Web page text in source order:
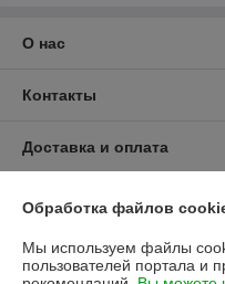
О нас
Контакты
Доставка и оплата
График работы
Полная версия сайта
Обработка файлов
Мы используем файлы
пользователей портала и